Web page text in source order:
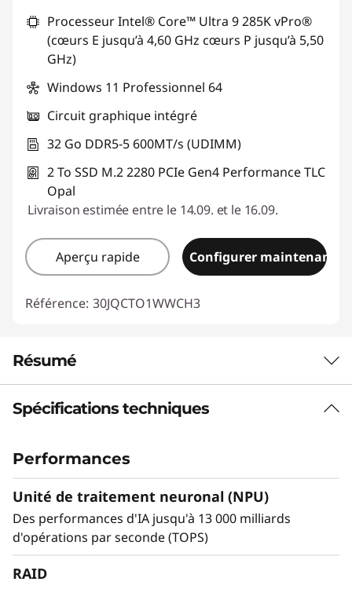
Processeur Intel® Core™ Ultra 9 285K vPro®
(cœurs E jusqu’à 4,60 GHz cœurs P jusqu’à 5,50
GHz)
Windows 11 Professionnel 64
Circuit graphique intégré
32 Go DDR5-5 600MT/s (UDIMM)
2 To SSD M.2 2280 PCIe Gen4 Performance TLC
Opal
Livraison estimée entre le 14.09. et le 16.09.
Aperçu rapide Configurer maintenant
Référence: 30JQCTO1WWCH3
Résumé
LENOVO THINKSTATION P2 TOWER GEN 2
La puissance d'une
station de travail au
prix d'un ordinateur
de bureau
Les performances de la station de travail sont
Spécifications techniques
Performances
Unité de traitement neuronal (NPU)
Des performances d'IA jusqu'à 13 000 milliards
d'opérations par seconde (TOPS)
RAID